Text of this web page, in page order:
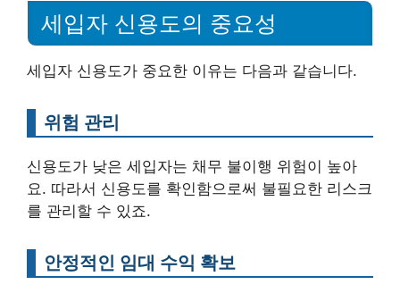
세입자 신용도의 중요성
세입자 신용도가 중요한 이유는 다음과 같습니다.
위험 관리
신용도가 낮은 세입자는 채무 불이행 위험이 높아
요. 따라서 신용도를 확인함으로써 불필요한 리스크
를 관리할 수 있죠.
안정적인 임대 수익 확보